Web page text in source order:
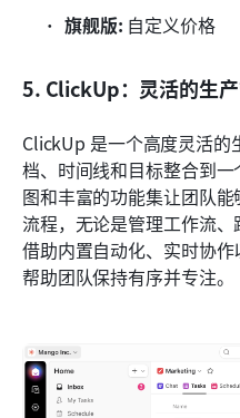
旗舰版: 自定义价格
5. ClickUp：灵活的生
ClickUp 是一个高度灵活的
档、时间线和目标整合到
图和丰富的功能集让团队
流程，无论是管理工作流、
借助内置自动化、实时协
帮助团队保持有序并专注。